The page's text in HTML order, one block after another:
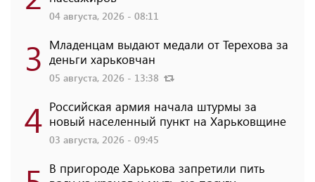
04 августа, 2026 - 08:11
3 Младенцам выдают медали от Терехова за
деньги харьковчан
05 августа, 2026 - 13:38
4 Российская армия начала штурмы за
новый населенный пункт на Харьковщине
03 августа, 2026 - 09:45
В пригороде Харькова запретили пить